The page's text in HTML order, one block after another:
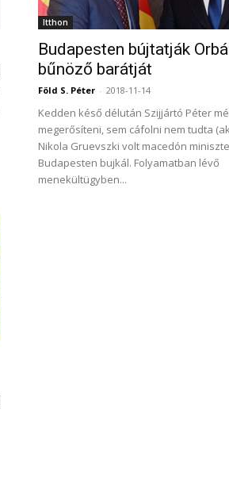
Itthon
Budapesten bújtatják
bűnöző barátját
Föld S. Péter - 2018-11-14
Kedden késő délután Szijjártó Péter
megerősíteni, sem cáfolni nem tudta
Nikola Gruevszki volt macedón
Budapesten bujkál. Folyamatban lévő
menekültügyben...